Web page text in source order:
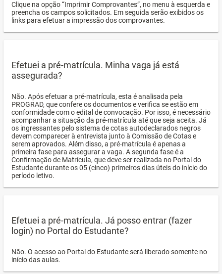
Clique na opção “Imprimir Comprovantes”, no menu à esquerda e
preencha os campos solicitados. Em seguida serão exibidos os
links para efetuar a impressão dos comprovantes.
Efetuei a pré-matrícula. Minha vaga já está
assegurada?
Não. Após efetuar a pré-matrícula, esta é analisada pela
PROGRAD, que confere os documentos e verifica se estão em
conformidade com o edital de convocação. Por isso, é necessário
acompanhar a situação da pré-matrícula até que seja aceita. Já
os ingressantes pelo sistema de cotas autodeclarados negros
devem comparecer à entrevista junto à Comissão de Cotas e
serem aprovados. Além disso, a pré-matrícula é apenas a
primeira fase para assegurar a vaga. A segunda fase é a
Confirmação de Matrícula, que deve ser realizada no Portal do
Estudante durante os 05 (cinco) primeiros dias úteis do início do
período letivo.
Efetuei a pré-matrícula. Já posso entrar (fazer
login) no Portal do Estudante?
Não. O acesso ao Portal do Estudante será liberado somente no
início das aulas.